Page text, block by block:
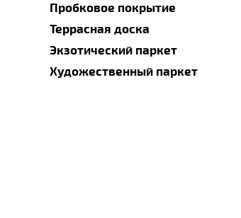
Пробковое покрытие
Террасная доска
Экзотический паркет
Художественный паркет